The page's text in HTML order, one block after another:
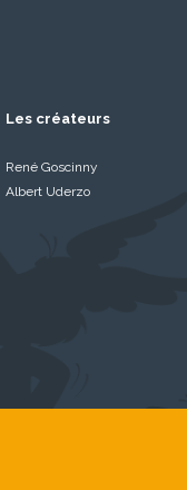
Les créateurs
René Goscinny
Albert Uderzo